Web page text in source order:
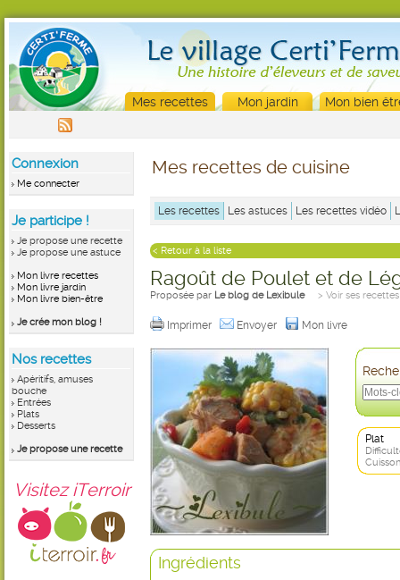
Mes recettes Mon jardin Mon bien
Connexion
Me connecter
Je participe !
Je propose une recette
Je propose une astuce
Mon livre recettes
Mon livre jardin
Mon livre bien-être
Je crée mon blog !
Nos recettes
Apéritifs, amuses
bouche
Entrées
Plats
Desserts
Je propose une recette
Visitez iTerroir
Mes recettes de cuisine
Les recettes Les astuces Les recettes vidéo
< Retour à la liste
Ragoût de Poulet et de
Proposée par Le blog de Lexibule > Voir ses recettes
Imprimer Envoyer Mon livre
Plat
Ingrédients